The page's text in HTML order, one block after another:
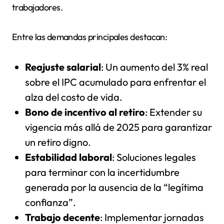
trabajadores.
Entre las demandas principales destacan:
Reajuste salarial: Un aumento del 3% real
sobre el IPC acumulado para enfrentar el
alza del costo de vida.
Bono de incentivo al retiro: Extender su
vigencia más allá de 2025 para garantizar
un retiro digno.
Estabilidad laboral: Soluciones legales
para terminar con la incertidumbre
generada por la ausencia de la “legítima
confianza”.
Trabajo decente: Implementar jornadas